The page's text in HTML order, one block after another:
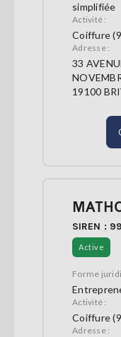
simplifiée
Activité :
Coiffure
Adresse :
33
19100
SIREN :
Active
Forme
Activité :
Coiffure
Adresse :